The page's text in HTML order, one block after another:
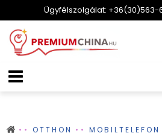
Ügyfélszolgálat: +36(30)563-
OTTHON